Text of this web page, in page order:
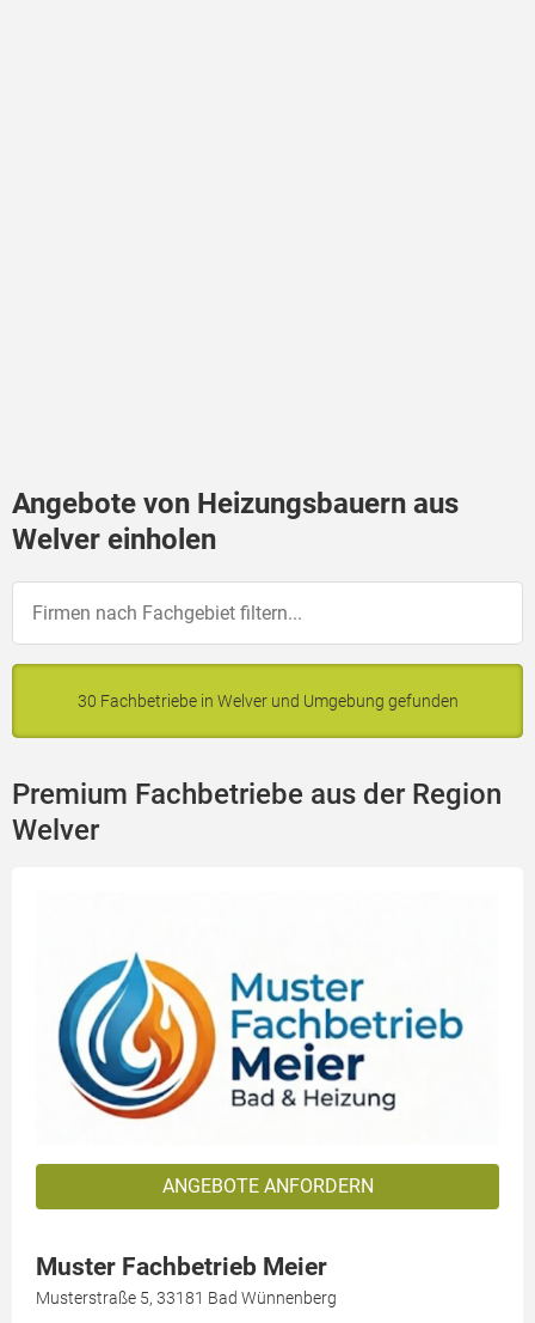
Angebote von Heizungsbauern aus
Welver einholen
30 Fachbetriebe in Welver und Umgebung gefunden
Premium Fachbetriebe aus der Region
Welver
ANGEBOTE ANFORDERN
Muster Fachbetrieb Meier
Musterstraße 5, 33181 Bad Wünnenberg